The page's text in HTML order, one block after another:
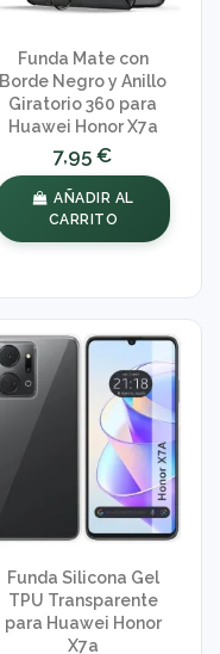
Funda Mate con
Borde Negro y Anillo
Giratorio 360 para
Huawei Honor X7a
7,95 €
AÑADIR AL
CARRITO
Funda Silicona Gel
TPU Transparente
para Huawei Honor
X7a